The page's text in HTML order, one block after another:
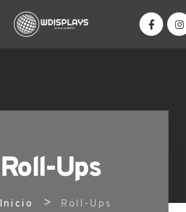
Roll-Ups
Inicio > Roll-Ups